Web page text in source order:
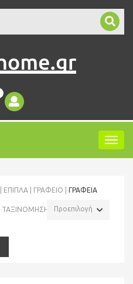
ΕΠΙΠΛΑ ΓΡΑΦΕΊΟ ΓΡΑΦΕΊΑ
ΤΑΞΙΝΟΜΗΣΗ: Προεπιλογή